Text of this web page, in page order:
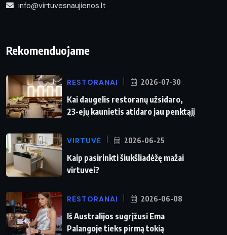
info@virtuvesnaujienos.lt
Rekomenduojame
RESTORANAI 2026-07-30
Kai daugelis restoranų užsidaro,
23-ejų kaunietis atidaro jau penktąjį
VIRTUVĖ 2026-06-25
Kaip pasirinkti šiukšliadėžę mažai
virtuvei?
RESTORANAI 2026-06-08
Iš Australijos sugrįžusi Ema
Palangoje tieks pirmą tokią